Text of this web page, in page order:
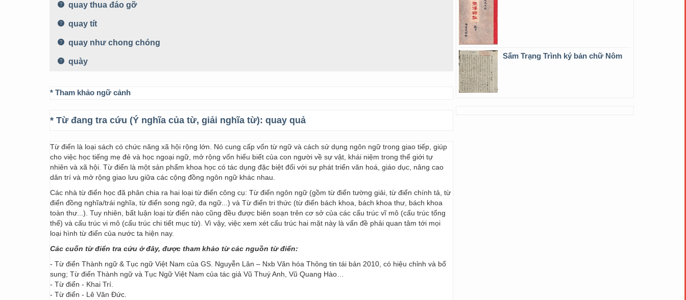
quay thua đáo gỡ
quay tít
quay như chong chóng
quày
* Tham khảo ngữ cảnh
* Từ đang tra cứu (Ý nghĩa của từ, giải nghĩa từ): quay quả
Từ điển là loại sách có chức năng xã hội rộng lớn. Nó cung cấp vốn từ ngữ và cách sử dụng ngôn ngữ trong giao tiếp, giúp
cho việc học tiếng mẹ đẻ và học ngoại ngữ, mở rộng vốn hiểu biết của con người về sự vật, khái niệm trong thế giới tự
nhiên và xã hội. Từ điển là một sản phẩm khoa học có tác dụng đặc biệt đối với sự phát triển văn hoá, giáo dục, nâng cao
dân trí và mở rộng giao lưu giữa các cộng đồng ngôn ngữ khác nhau.
Các nhà từ điển học đã phân chia ra hai loại từ điển công cụ: Từ điển ngôn ngữ (gồm từ điển tường giải, từ điển chính tả, từ
điển đồng nghĩa/trái nghĩa, từ điển song ngữ, đa ngữ...) và Từ điển tri thức (từ điển bách khoa, bách khoa thư, bách khoa
toàn thư...). Tuy nhiên, bất luận loại từ điển nào cũng đều được biên soạn trên cơ sở của các cấu trúc vĩ mô (cấu trúc tổng
thể) và cấu trúc vi mô (cấu trúc chi tiết mục từ). Vì vậy, việc xem xét cấu trúc hai mặt này là vấn đề phải quan tâm tới mọi
loại hình từ điển của nước ta hiện nay.
Các cuốn từ điển tra cứu ở đây, được tham khảo từ các nguồn từ điển:
- Từ điển Thành ngữ & Tục ngữ Việt Nam của GS. Nguyễn Lân – Nxb Văn hóa Thông tin tái bản 2010, có hiệu chỉnh và bổ
sung; Từ điển Thành ngữ và Tục Ngữ Việt Nam của tác giả Vũ Thuý Anh, Vũ Quang Hào…
- Từ điển - Khai Trí.
- Từ điển - Lê Văn Đức.
Sấm Trạng Trình ký bản chữ Nôm